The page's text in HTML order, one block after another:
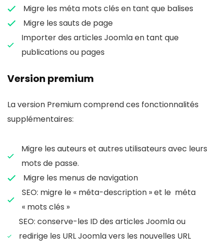
Migre les méta mots clés en tant que balises
Migre les sauts de page
Importer des articles Joomla en tant que
publications ou pages
Version premium
La version Premium comprend ces fonctionnalités
supplémentaires:
Migre les auteurs et autres utilisateurs avec leurs
mots de passe.
Migre les menus de navigation
SEO: migre le « méta-description » et le méta
« mots clés »
SEO: conserve-les ID des articles Joomla ou
redirige les URL Joomla vers les nouvelles URL